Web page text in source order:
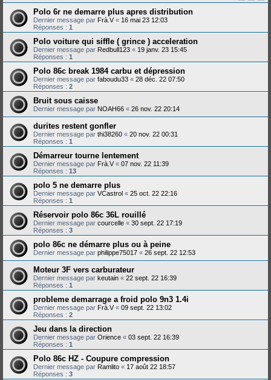
Polo 6r ne demarre plus apres distribution
Dernier message par Frà.V« 16 mai 23 12:03
Réponses : 1
Polo voiture qui siffle ( grince ) acceleration
Dernier message par Redbull123 « 19 janv. 23 15:45
Réponses : 1
Polo 86c break 1984 carbu et dépression
Dernier message par faboudu33 « 28 déc. 22 07:50
Réponses : 2
Bruit sous caisse
Dernier message par NOAH66 « 26 nov. 22 20:14
durites restent gonfler
Dernier message par thi38260 « 20 nov. 22 00:31
Réponses : 1
Démarreur tourne lentement
Dernier message par Frà.V« 07 nov. 22 11:39
Réponses : 13
polo 5 ne demarre plus
Dernier message par VCastrol « 25 oct. 22 22:16
Réponses : 1
Réservoir polo 86c 36L rouillé
Dernier message par courcelle « 30 sept. 22 17:19
Réponses : 3
polo 86c ne démarre plus ou à peine
Dernier message par philippe75017 « 26 sept. 22 12:53
Moteur 3F vers carburateur
Dernier message par keutain « 22 sept. 22 16:39
Réponses : 1
probleme demarrage a froid polo 9n3 1.4i
Dernier message par Frà.V« 09 sept. 22 13:02
Réponses : 2
Jeu dans la direction
Dernier message par Orience « 03 sept. 22 16:39
Réponses : 1
Polo 86c HZ - Coupure compression
Dernier message par Ramlito « 17 août 22 18:57
Réponses : 3